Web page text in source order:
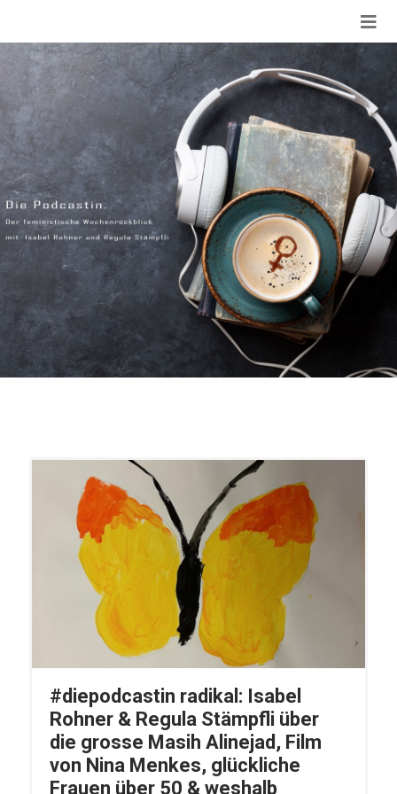
#diepodcastin radikal: Isabel
Rohner & Regula Stämpfli über
die grosse Masih Alinejad, Film
von Nina Menkes, glückliche
Frauen über 50 & weshalb